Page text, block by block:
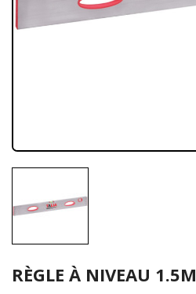
RÈGLE À NIVEAU 1.5M